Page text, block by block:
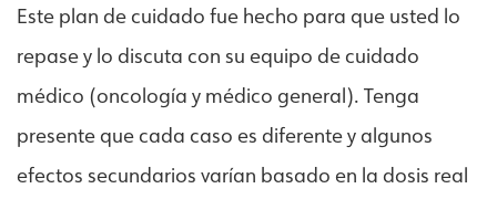
Este plan de cuidado fue hecho para que usted lo
repase y lo discuta con su equipo de cuidado
médico (oncología y médico general). Tenga
presente que cada caso es diferente y algunos
efectos secundarios varían basado en la dosis real